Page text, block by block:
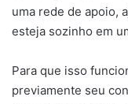
uma rede de apoio,
esteja sozinho em
Para que isso
previamente seu